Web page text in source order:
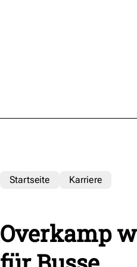
Startseite Karriere
Overkamp